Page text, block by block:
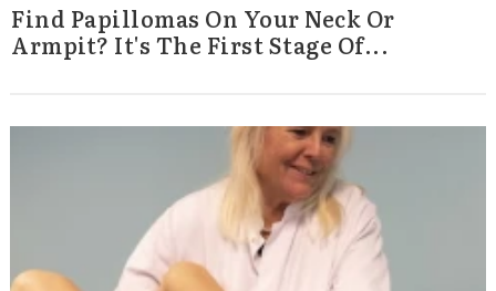
Find Papillomas On Your Neck Or
Armpit? It's The First Stage Of...